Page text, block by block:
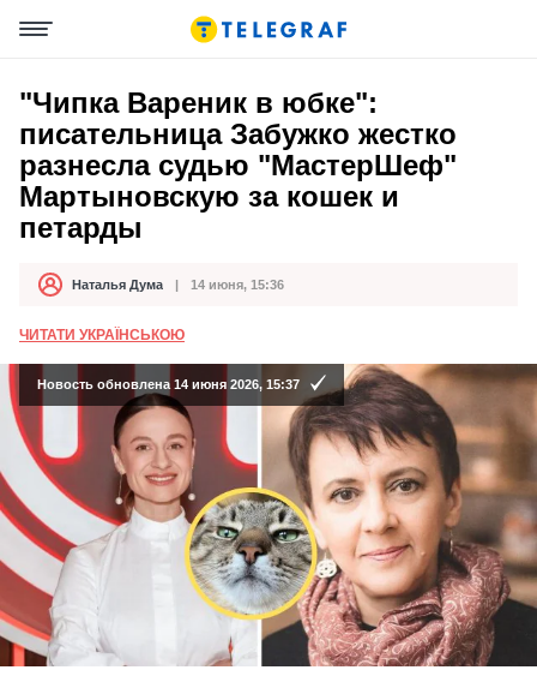
"Чипка Вареник в юбке":
писательница Забужко жестко
разнесла судью "МастерШеф"
Мартыновскую за кошек и
петарды
АвторНаталья Дума
Дата публикации 14 июня, 15:36
ЧИТАТИ УКРАЇНСЬКОЮ
Новость обновлена 14 июня 2026, 15:37